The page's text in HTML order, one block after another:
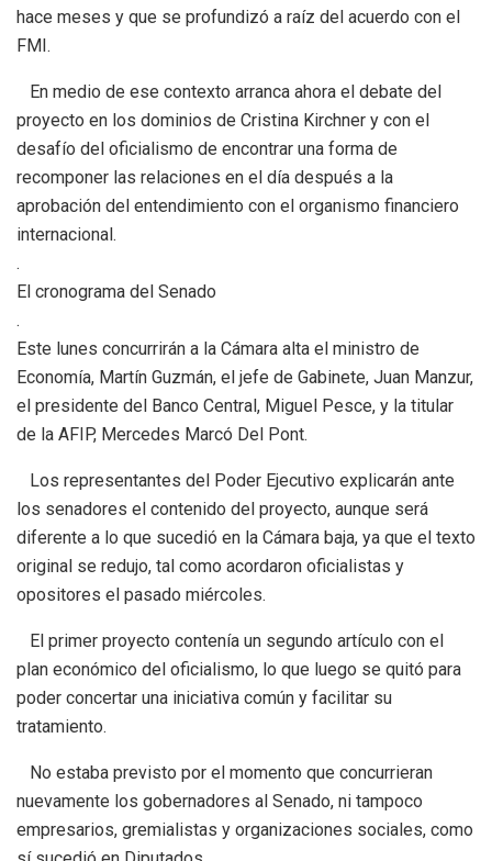
hace meses y que se profundizó a raíz del acuerdo con el
FMI.
En medio de ese contexto arranca ahora el debate del
proyecto en los dominios de Cristina Kirchner y con el
desafío del oficialismo de encontrar una forma de
recomponer las relaciones en el día después a la
aprobación del entendimiento con el organismo financiero
internacional.
.
El cronograma del Senado
.
Este lunes concurrirán a la Cámara alta el ministro de
Economía, Martín Guzmán, el jefe de Gabinete, Juan Manzur,
el presidente del Banco Central, Miguel Pesce, y la titular
de la AFIP, Mercedes Marcó Del Pont.
Los representantes del Poder Ejecutivo explicarán ante
los senadores el contenido del proyecto, aunque será
diferente a lo que sucedió en la Cámara baja, ya que el texto
original se redujo, tal como acordaron oficialistas y
opositores el pasado miércoles.
El primer proyecto contenía un segundo artículo con el
plan económico del oficialismo, lo que luego se quitó para
poder concertar una iniciativa común y facilitar su
tratamiento.
No estaba previsto por el momento que concurrieran
nuevamente los gobernadores al Senado, ni tampoco
empresarios, gremialistas y organizaciones sociales, como